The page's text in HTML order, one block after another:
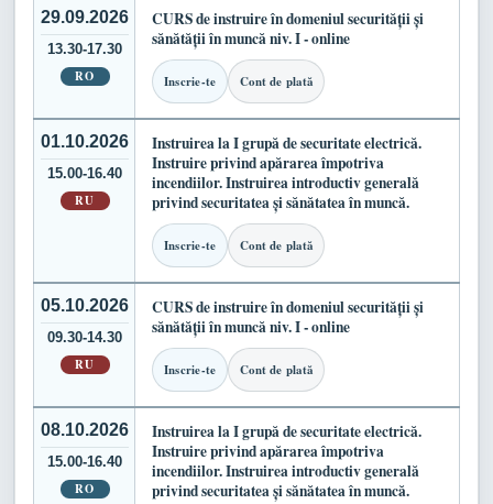
29.09.2026
13.30-17.30
RO
CURS de instruire în domeniul securității și
sănătății în muncă niv. I - online
Inscrie-te Cont de plată
01.10.2026
15.00-16.40
RU
Instruirea la I grupă de securitate electrică.
Instruire privind apărarea împotriva
incendiilor. Instruirea introductiv generală
privind securitatea și sănătatea în muncă.
Inscrie-te Cont de plată
05.10.2026
09.30-14.30
RU
CURS de instruire în domeniul securității și
sănătății în muncă niv. I - online
Inscrie-te Cont de plată
08.10.2026
15.00-16.40
RO
Instruirea la I grupă de securitate electrică.
Instruire privind apărarea împotriva
incendiilor. Instruirea introductiv generală
privind securitatea și sănătatea în muncă.